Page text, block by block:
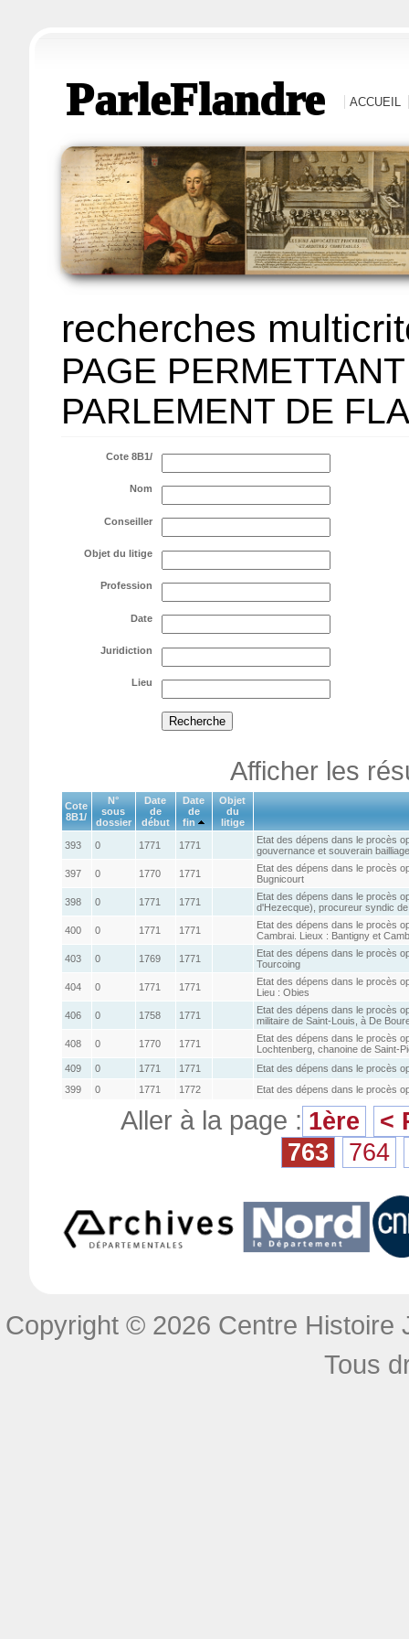
ParleFlandre ACCUEIL
recherches
PAGE
PARLEMENT DE
Cote 8B1/
Nom
Conseiller
Objet du litige
Profession
Date
Juridiction
Lieu
Afficher les
Cote
8B1/
N°
sous
dossier
Date
de
début
Date
de
fin
Objet
du
litige
393 0 1771 1771
Etat des dépens dans le procès
gouvernance et souverain
397 0 1770 1771
Etat des dépens dans le procès
Bugnicourt
398 0 1771 1771
Etat des dépens dans le procès
d'Hezecque), procureur syndic
400 0 1771 1771
Etat des dépens dans le procès
Cambrai. Lieux : Bantigny et
403 0 1769 1771
Etat des dépens dans le procès
Tourcoing
404 0 1771 1771
Etat des dépens dans le procès
Lieu : Obies
406 0 1758 1771
Etat des dépens dans le procès
militaire de Saint-Louis, à De
408 0 1770 1771
Etat des dépens dans le procès
Lochtenberg, chanoine de Saint-
409
0 1771 1771
Etat des dépens dans le procès
399
0 1771 1772 Etat des dépens dans le procès
Aller à la page : 1ère
<
763
764
Copyright © 2026 Centre Histoire
Tous